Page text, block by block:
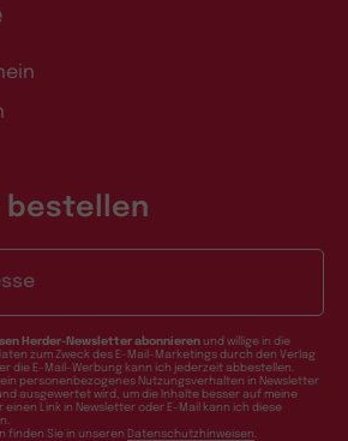
bestellen
Herder-Newsletter abonnieren und willige in die
zum Zweck des E-Mail-Marketings durch den Verlag
die E-Mail-Werbung kann ich jederzeit abbestellen.
personenbezogenes Nutzungsverhalten in Newsletter
ausgewertet wird, um die Inhalte besser auf meine
Link in Newsletter oder E-Mail kann ich diese
finden Sie in unseren Datenschutzhinweisen